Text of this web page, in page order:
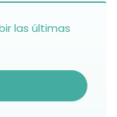
las últimas